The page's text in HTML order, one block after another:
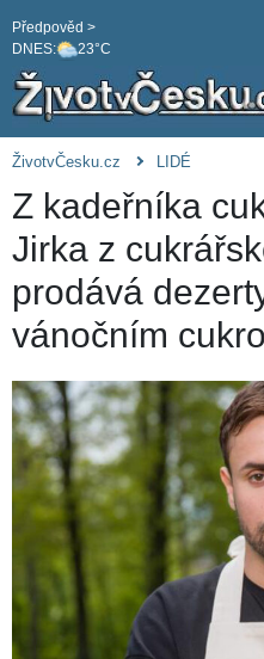
DNES: 23°C
Předpověd >
ŽivotvČesku.cz LIDÉ
Z kadeřníka
Jirka z
prodává
vánočním